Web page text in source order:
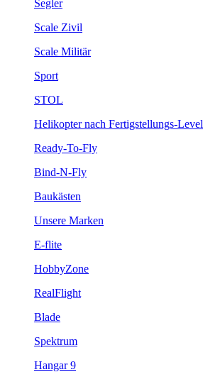
Segler
Scale Zivil
Scale Militär
Sport
STOL
Helikopter nach Fertigstellungs-Level
Ready-To-Fly
Bind-N-Fly
Baukästen
Unsere Marken
E-flite
HobbyZone
RealFlight
Blade
Spektrum
Hangar 9